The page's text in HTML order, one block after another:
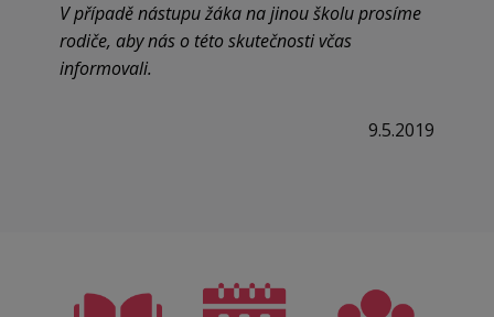
V případě nástupu žáka na jinou školu prosíme
rodiče, aby nás o této skutečnosti včas
informovali.
9.5.2019